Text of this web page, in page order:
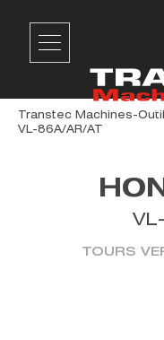
Transtec Machines-
VL-86A/AR/AT
TOURS